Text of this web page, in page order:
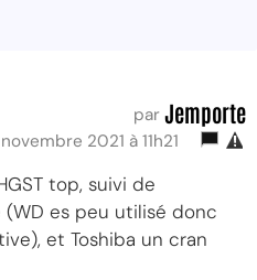
par Jemporte
2021 à 11h21
top, suivi de
es peu utilisé donc
et Toshiba un cran